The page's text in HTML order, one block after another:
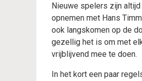
Nieuwe spelers zijn
opnemen met Hans
ook langskomen op de
gezellig het is om met
vrijblijvend mee te doen.
In het kort een paar